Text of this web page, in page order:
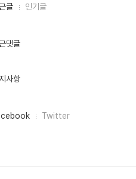
글 인기글
댓글
사항
Twitter